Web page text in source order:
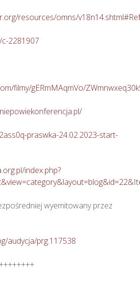
resources/omns/
2281907
filmy/gERmMAqmVo/
praswka-24.02.2023-start-
index.php?
wyemitowany przez
audycja/prg.117538